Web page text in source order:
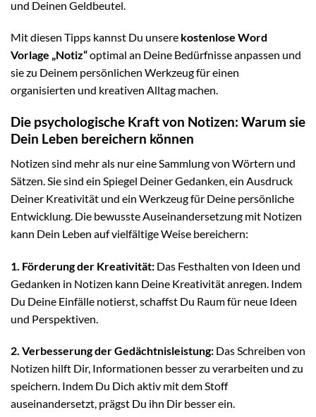
und Deinen Geldbeutel.
Mit diesen Tipps kannst Du unsere kostenlose Word
Vorlage „Notiz“optimal an Deine Bedürfnisse anpassen und
sie zu Deinem persönlichen Werkzeug für einen
organisierten und kreativen Alltag machen.
Die psychologische Kraft von Notizen: Warum sie
Dein Leben bereichern können
Notizen sind mehr als nur eine Sammlung von Wörtern und
Sätzen. Sie sind ein Spiegel Deiner Gedanken, ein Ausdruck
Deiner Kreativität und ein Werkzeug für Deine persönliche
Entwicklung. Die bewusste Auseinandersetzung mit Notizen
kann Dein Leben auf vielfältige Weise bereichern:
1. Förderung der Kreativität: Das Festhalten von Ideen und
Gedanken in Notizen kann Deine Kreativität anregen. Indem
Du Deine Einfälle notierst, schaffst Du Raum für neue Ideen
und Perspektiven.
2. Verbesserung der Gedächtnisleistung: Das Schreiben von
Notizen hilft Dir, Informationen besser zu verarbeiten und zu
speichern. Indem Du Dich aktiv mit dem Stoff
auseinandersetzt, prägst Du ihn Dir besser ein.